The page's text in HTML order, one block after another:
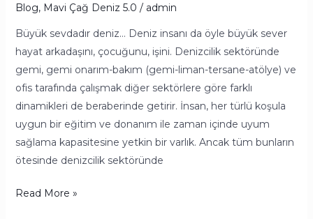
Blog, Mavi Çağ Deniz 5.0 / admin
Büyük sevdadır deniz… Deniz insanı da öyle büyük sever
hayat arkadaşını, çocuğunu, işini. Denizcilik sektöründe
gemi, gemi onarım-bakım (gemi-liman-tersane-atölye) ve
ofis tarafında çalışmak diğer sektörlere göre farklı
dinamikleri de beraberinde getirir. İnsan, her türlü koşula
uygun bir eğitim ve donanım ile zaman içinde uyum
sağlama kapasitesine yetkin bir varlık. Ancak tüm bunların
ötesinde denizcilik sektöründe
Read More »